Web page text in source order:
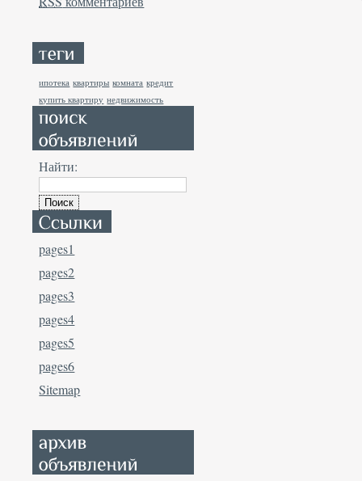
ипотека квартиры комната кредит
купить квартиру недвижимость
Найти:
pages1
pages2
pages3
pages4
pages5
pages6
Sitemap